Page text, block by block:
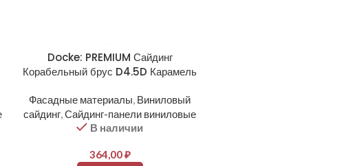
Docke: PREMIUM Сайдинг
Корабельный брус D4.5D Карамель
Фасадные материалы, Виниловый
сайдинг,Сайдинг-панели виниловые
В наличии
364,00₽